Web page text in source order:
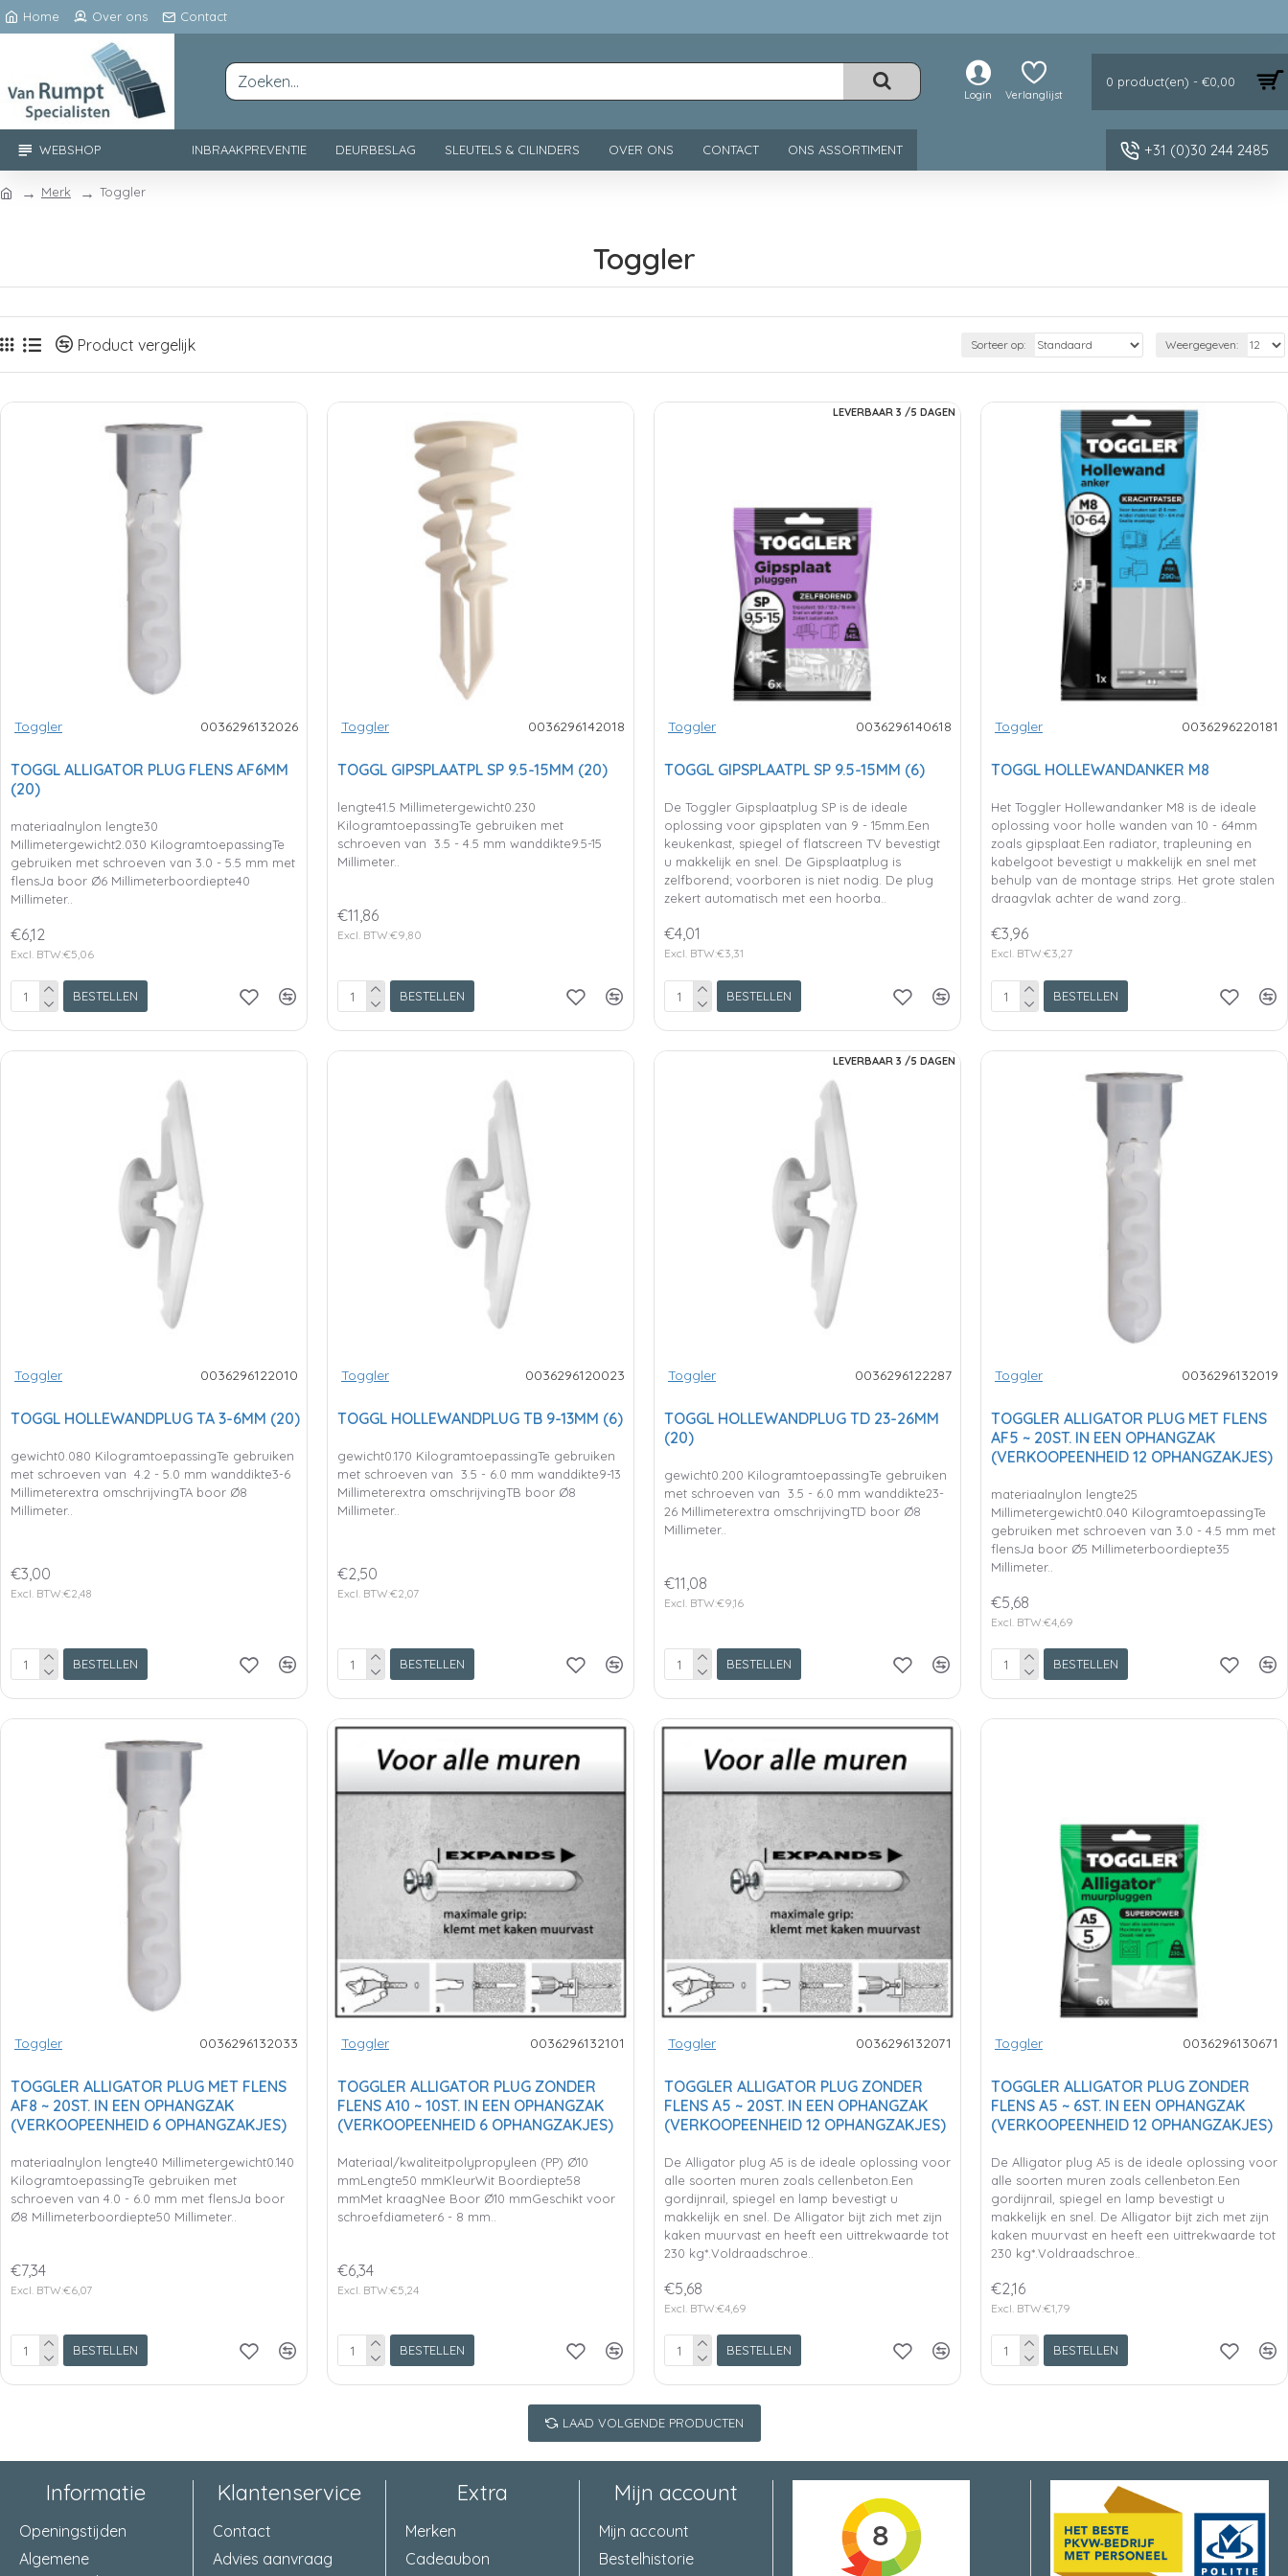
Home Over ons Contact
Login Verlanglijst
0 product(en) - €0,00
WEBSHOP INBRAAKPREVENTIE DEURBESLAG SLEUTELS & CILINDERS OVER ONS CONTACT ONS ASSORTIMENT +31 (0)30 244 2485
Merk Toggler
Toggler
Product vergelijk Sorteer op: Weergegeven:
Toggler 0036296132026
TOGGL ALLIGATOR PLUG FLENS AF6MM
(20)
materiaalnylon lengte30
Millimetergewicht2.030 KilogramtoepassingTe
gebruiken met schroeven van 3.0 - 5.5 mm met
flensJa boor Ø6 Millimeterboordiepte40
Millimeter..
€6,12
Excl. BTW:€5,06
BESTELLEN
Toggler 0036296142018
TOGGL GIPSPLAATPL SP 9.5-15MM (20)
lengte41.5 Millimetergewicht0.230
KilogramtoepassingTe gebruiken met
schroeven van 3.5 - 4.5 mm wanddikte9.5-15
Millimeter..
€11,86
Excl. BTW:€9,80
BESTELLEN
LEVERBAAR 3 /5 DAGEN
Toggler 0036296140618
TOGGL GIPSPLAATPL SP 9.5-15MM (6)
De Toggler Gipsplaatplug SP is de ideale
oplossing voor gipsplaten van 9 - 15mm.Een
keukenkast, spiegel of flatscreen TV bevestigt
u makkelijk en snel. De Gipsplaatplug is
zelfborend; voorboren is niet nodig. De plug
zekert automatisch met een hoorba..
€4,01
Excl. BTW:€3,31
BESTELLEN
Toggler 0036296220181
TOGGL HOLLEWANDANKER M8
Het Toggler Hollewandanker M8 is de ideale
oplossing voor holle wanden van 10 - 64mm
zoals gipsplaat.Een radiator, trapleuning en
kabelgoot bevestigt u makkelijk en snel met
behulp van de montage strips. Het grote stalen
draagvlak achter de wand zorg..
€3,96
Excl. BTW:€3,27
BESTELLEN
Toggler 0036296122010
TOGGL HOLLEWANDPLUG TA 3-6MM (20)
gewicht0.080 KilogramtoepassingTe gebruiken
met schroeven van 4.2 - 5.0 mm wanddikte3-6
Millimeterextra omschrijvingTA boor Ø8
Millimeter..
€3,00
Excl. BTW:€2,48
BESTELLEN
Toggler 0036296120023
TOGGL HOLLEWANDPLUG TB 9-13MM (6)
gewicht0.170 KilogramtoepassingTe gebruiken
met schroeven van 3.5 - 6.0 mm wanddikte9-13
Millimeterextra omschrijvingTB boor Ø8
Millimeter..
€2,50
Excl. BTW:€2,07
BESTELLEN
LEVERBAAR 3 /5 DAGEN
Toggler 0036296122287
TOGGL HOLLEWANDPLUG TD 23-26MM
(20)
gewicht0.200 KilogramtoepassingTe gebruiken
met schroeven van 3.5 - 6.0 mm wanddikte23-
26 Millimeterextra omschrijvingTD boor Ø8
Millimeter..
€11,08
Excl. BTW:€9,16
BESTELLEN
Toggler 0036296132019
TOGGLER ALLIGATOR PLUG MET FLENS
AF5 ~ 20ST. IN EEN OPHANGZAK
(VERKOOPEENHEID 12 OPHANGZAKJES)
materiaalnylon lengte25
Millimetergewicht0.040 KilogramtoepassingTe
gebruiken met schroeven van 3.0 - 4.5 mm met
flensJa boor Ø5 Millimeterboordiepte35
Millimeter..
€5,68
Excl. BTW:€4,69
BESTELLEN
Toggler 0036296132033
TOGGLER ALLIGATOR PLUG MET FLENS
AF8 ~ 20ST. IN EEN OPHANGZAK
(VERKOOPEENHEID 6 OPHANGZAKJES)
materiaalnylon lengte40 Millimetergewicht0.140
KilogramtoepassingTe gebruiken met
schroeven van 4.0 - 6.0 mm met flensJa boor
Ø8 Millimeterboordiepte50 Millimeter..
€7,34
Excl. BTW:€6,07
BESTELLEN
Toggler 0036296132101
TOGGLER ALLIGATOR PLUG ZONDER
FLENS A10 ~ 10ST. IN EEN OPHANGZAK
(VERKOOPEENHEID 6 OPHANGZAKJES)
Materiaal/kwaliteitpolypropyleen (PP) Ø10
mmLengte50 mmKleurWit Boordiepte58
mmMet kraagNee Boor Ø10 mmGeschikt voor
schroefdiameter6 - 8 mm..
€6,34
Excl. BTW:€5,24
BESTELLEN
Toggler 0036296132071
TOGGLER ALLIGATOR PLUG ZONDER
FLENS A5 ~ 20ST. IN EEN OPHANGZAK
(VERKOOPEENHEID 12 OPHANGZAKJES)
De Alligator plug A5 is de ideale oplossing voor
alle soorten muren zoals cellenbeton.Een
gordijnrail, spiegel en lamp bevestigt u
makkelijk en snel. De Alligator bijt zich met zijn
kaken muurvast en heeft een uittrekwaarde tot
230 kg*.Voldraadschroe..
€5,68
Excl. BTW:€4,69
BESTELLEN
Toggler 0036296130671
TOGGLER ALLIGATOR PLUG ZONDER
FLENS A5 ~ 6ST. IN EEN OPHANGZAK
(VERKOOPEENHEID 12 OPHANGZAKJES)
De Alligator plug A5 is de ideale oplossing voor
alle soorten muren zoals cellenbeton.Een
gordijnrail, spiegel en lamp bevestigt u
makkelijk en snel. De Alligator bijt zich met zijn
kaken muurvast en heeft een uittrekwaarde tot
230 kg*.Voldraadschroe..
€2,16
Excl. BTW:€1,79
BESTELLEN
LAAD VOLGENDE PRODUCTEN
Informatie
Openingstijden
Algemene
Klantenservice
Contact
Advies aanvraag
Extra
Merken
Cadeaubon
Mijn account
Mijn account
Bestelhistorie